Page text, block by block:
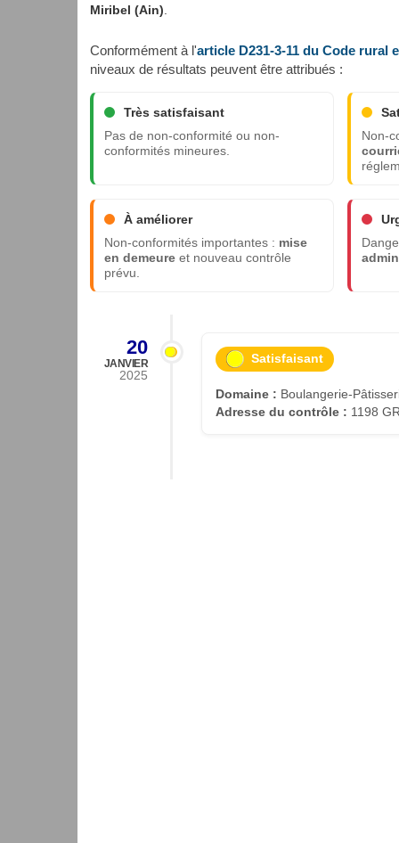
Miribel (Ain)
Conformément à l'article D231-3-11 du Code rural
niveaux de résultats peuvent être attribués :
Très satisfaisant
Pas de non-conformité ou non-
conformités mineures.
Non-
À améliorer
Non-conformités importantes : mise
en demeure et nouveau contrôle
prévu.
20
JANVIER
2025
Satisfaisant
Domaine : Boulangerie-
Adresse du contrôle : 1198